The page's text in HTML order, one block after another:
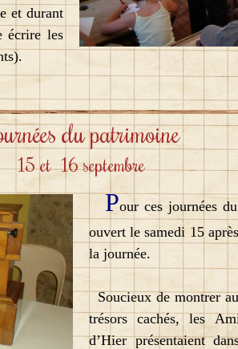
et durant
écrire les
du patrimoine
15 et 16 septembre
Pour ces journées
ouvert le samedi 15
la journée.
Soucieux de montrer
trésors cachés, les
d’Hier présentaient